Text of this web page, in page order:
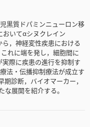
黒質ドパミンニューロン移
おいてαシヌクレイン
ら，神経変性疾患における
れに端を発し，細胞間に
際に疾患の進行を抑制す
法・伝播抑制療法が成立す
診断，バイオマーカー，
展開を紹介する。